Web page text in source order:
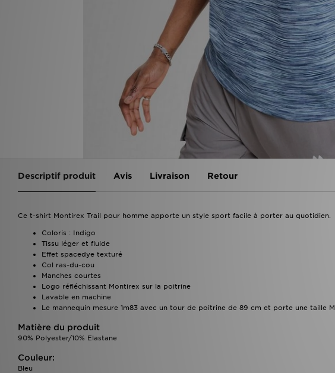
Descriptif produit Avis Livraison Retour
Ce t-shirt Montirex Trail pour homme apporte un style sport facile à porter au quotidien.
Coloris : Indigo
Tissu léger et fluide
Effet spacedye texturé
Col ras-du-cou
Manches courtes
Logo réfléchissant Montirex sur la poitrine
Lavable en machine
Le mannequin mesure 1m83 avec un tour de poitrine de 89 cm et porte une taille M
Matière du produit
90% Polyester/10% Elastane
Couleur:
Bleu